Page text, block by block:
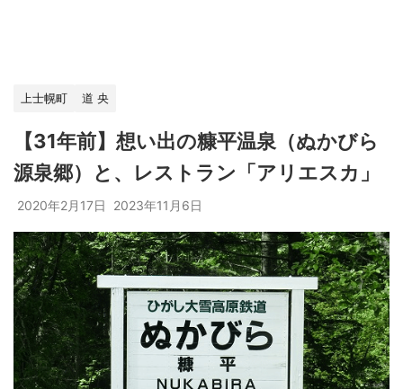
上士幌町 道 央
【31年前】想い出の糠平温泉（ぬかびら
源泉郷）と、レストラン「アリエスカ」
2020年2月17日 2023年11月6日